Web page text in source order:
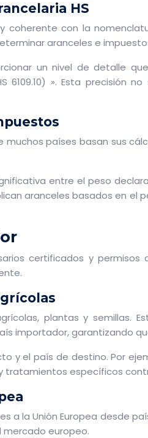
HS
con la
aranceles e
un nivel de detalle
». Esta precisión
países basan sus
entre el peso
aranceles basados en
certificados y permisos
plantas y semillas.
importador, garantizando
el país de destino. Por
específicos
a la Unión Europea desde
mercado europeo.